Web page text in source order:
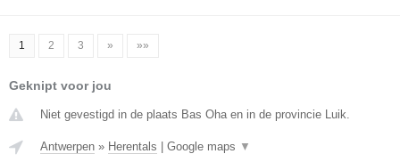
1 2 3 » »»
Geknipt voor jou
Niet gevestigd in de plaats Bas Oha en in de provincie Luik.
Antwerpen » Herentals Google maps ▼